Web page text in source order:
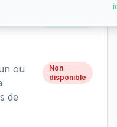
ou
de
Non
disponible